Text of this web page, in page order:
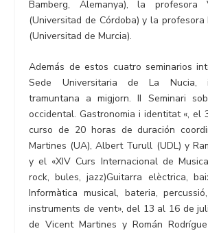
Bamberg, Alemanya), la profesora
(Universitad de Córdoba) y la profesora
(Universitad de Murcia).
Además de estos cuatro seminarios
Sede Universitaria de La Nucia,
tramuntana a migjorn. II Seminari
occidental. Gastronomia i identitat «, el
curso de 20 horas de duración
Martines (UA), Albert Turull (UDL) y
y el «XIV Curs Internacional de
rock, bules, jazz)Guitarra elèctrica,
Informàtica musical, bateria,
instruments de vent», del 13 al 16 de
de Vicent Martines y Román